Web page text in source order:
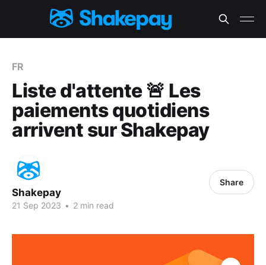
FR
Liste d'attente 🚨 Les
paiements quotidiens
arrivent sur Shakepay
Shakepay
21 Sep 2023 • 2 min read
Share